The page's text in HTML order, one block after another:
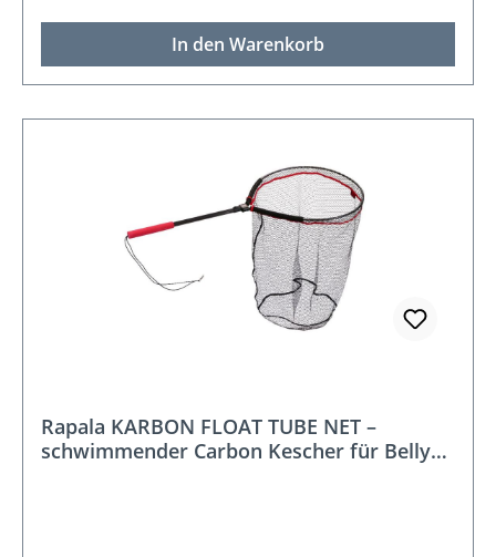
In den Warenkorb
Rapala KARBON FLOAT TUBE NET –
schwimmender Carbon Kescher für Belly